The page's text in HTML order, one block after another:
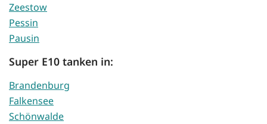
Zeestow
Pessin
Pausin
Super E10 tanken in:
Brandenburg
Falkensee
Schönwalde